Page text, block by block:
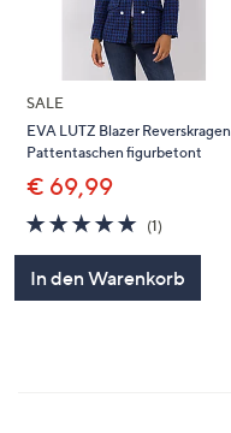
SALE
EVA LUTZ Blazer Reverskragen
Pattentaschen figurbetont
€ 69,99
5.0
von
5
(1)
In den Warenkorb